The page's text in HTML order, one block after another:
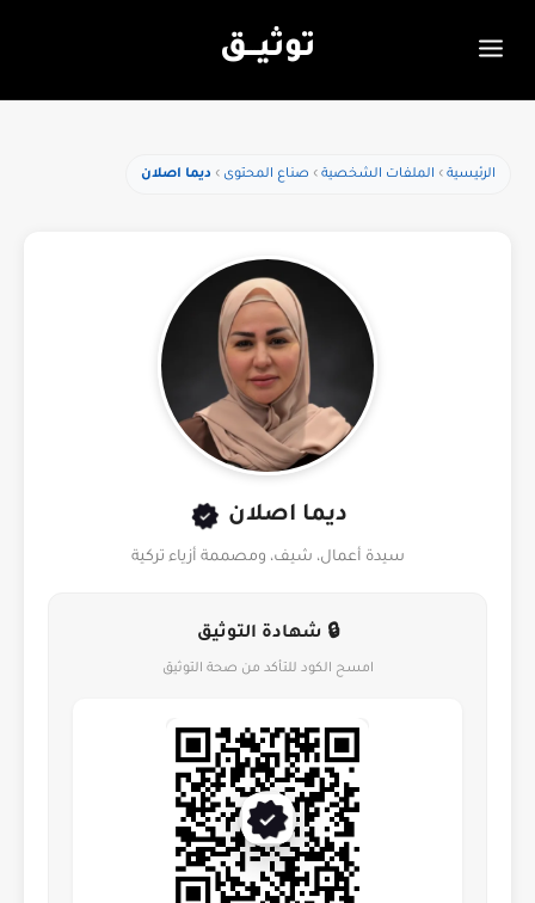
توثيـــق
الرئيسية الملفات الشخصية صناع المحتوى ديما اصلان
ديما اصلان
سيدة أعمال، شيف، ومصممة أزياء تركية
🔒 شهادة التوثيق
امسح الكود للتأكد من صحة التوثيق